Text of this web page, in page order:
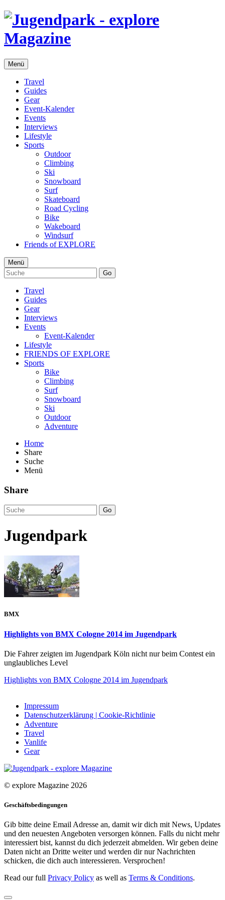
Menü
Travel
Guides
Gear
Event-Kalender
Events
Interviews
Lifestyle
Sports
Outdoor
Climbing
Ski
Snowboard
Surf
Skateboard
Road Cycling
Bike
Wakeboard
Windsurf
Friends of EXPLORE
Menü
Go
Travel
Guides
Gear
Interviews
Events
Event-Kalender
Lifestyle
FRIENDS OF EXPLORE
Sports
Bike
Climbing
Surf
Snowboard
Ski
Outdoor
Adventure
Home
Share
Suche
Menü
Share
Go
Jugendpark
BMX
Highlights von BMX Cologne 2014 im Jugendpark
Die Fahrer zeigten im Jugendpark Köln nicht nur beim Contest ein
unglaubliches Level
Highlights von BMX Cologne 2014 im Jugendpark
Impressum
Datenschutzerklärung | Cookie-Richtlinie
Adventure
Travel
Vanlife
Gear
© explore Magazine 2026
Geschäftsbedingungen
Gib bitte deine Email Adresse an, damit wir dich mit News, Updates
und den neuesten Angeboten versorgen können. Falls du nicht mehr
interessiert bist, kannst du dich jederzeit abmelden. Wir geben deine
Daten nicht an Dritte weiter und werden dir nur Nachrichten
schicken, die dich auch interessieren. Versprochen!
Read our full Privacy Policy as well as Terms & Conditions.